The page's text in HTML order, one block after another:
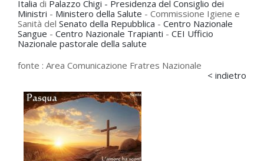
Italia di Palazzo Chigi - Presidenza del Consiglio dei
Ministri - Ministero della Salute - Commissione Igiene e
Sanità del Senato della Repubblica - Centro Nazionale
Sangue - Centro Nazionale Trapianti - CEI Ufficio
Nazionale pastorale della salute
fonte : Area Comunicazione Fratres Nazionale
< indietro